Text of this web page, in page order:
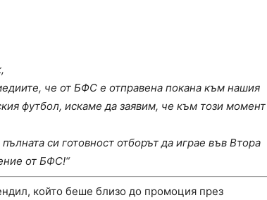
че от БФС е отправена покана към нашия
футбол, искаме да заявим, че към този момент
си готовност отборът да играе във Втора
от БФС!“
който беше близо до промоция през